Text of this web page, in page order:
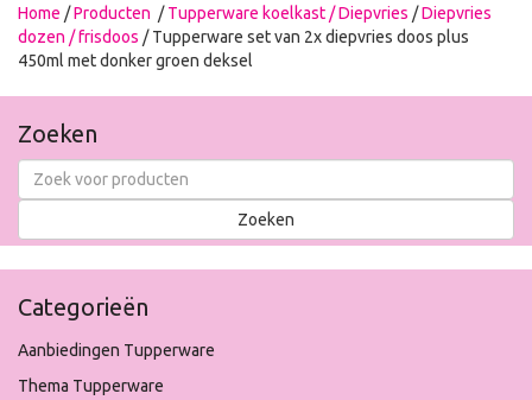
Home /Producten /Tupperware koelkast / Diepvries /Diepvries
dozen / frisdoos / Tupperware set van 2x diepvries doos plus
450ml met donker groen deksel
Zoeken
Categorieën
Aanbiedingen Tupperware
Thema Tupperware